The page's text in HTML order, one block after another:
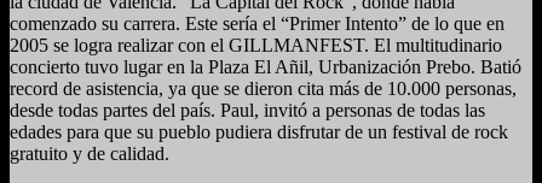
comenzado su carrera. Este sería el “Primer Intento” de lo que en
2005 se logra realizar con el GILLMANFEST. El multitudinario
concierto tuvo lugar en la Plaza El Añil, Urbanización Prebo. Batió
record de asistencia, ya que se dieron cita más de 10.000 personas,
desde todas partes del país. Paul, invitó a personas de todas las
edades para que su pueblo pudiera disfrutar de un festival de rock
gratuito y de calidad.